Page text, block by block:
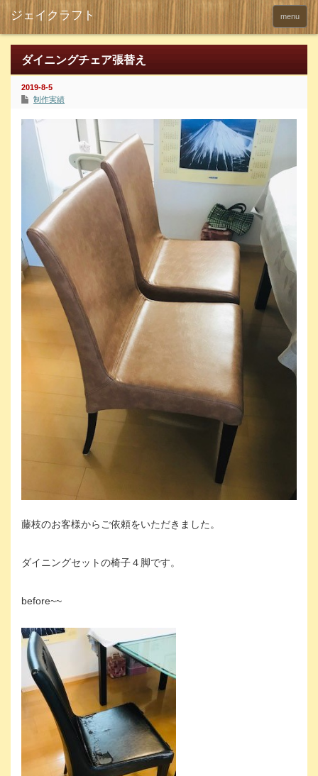
menu
ダイニングチェア張替え
2019-8-5
制作実績
藤枝のお客様からご依頼をいただきました。
ダイニングセットの椅子４脚です。
before~~